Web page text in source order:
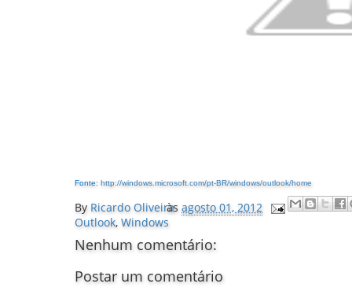
Fonte: http://windows.microsoft.com/pt-BR/windows/outlook/home
By Ricardo Oliveira
às agosto 01, 2012
Outlook, Windows
Nenhum comentário:
Postar um comentário